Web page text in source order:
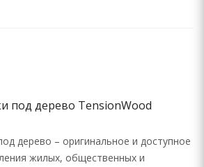
под дерево TensionWood
дерево – оригинальное и доступное
жилых, общественных и